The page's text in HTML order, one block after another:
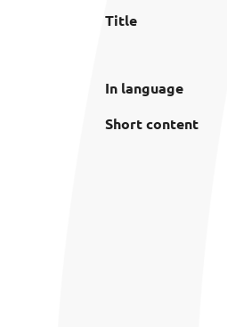
Title
In language
Short content